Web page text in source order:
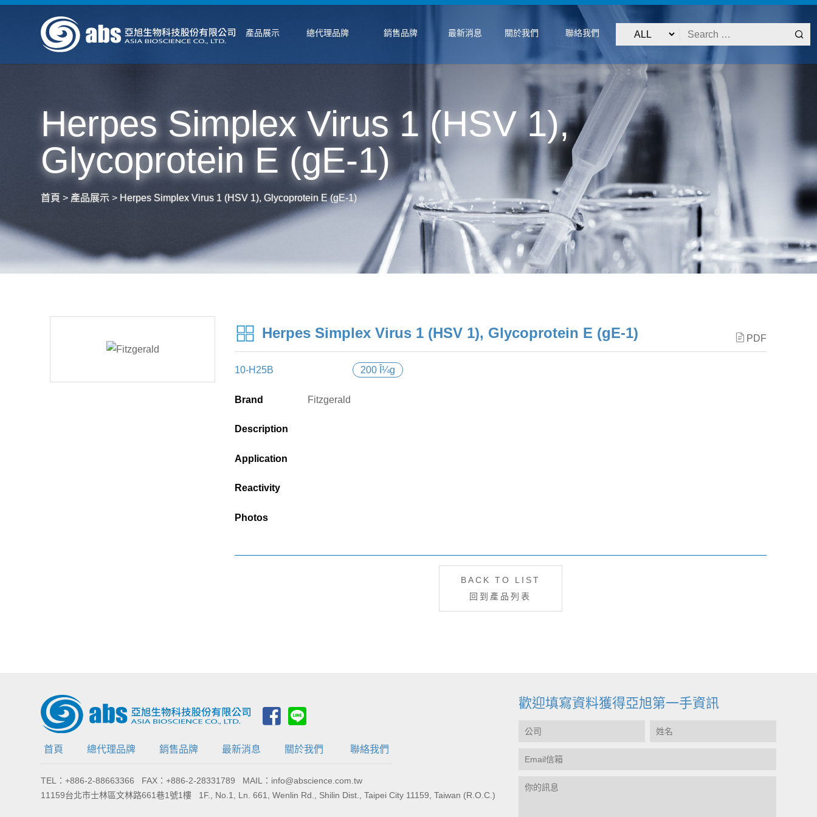
產品展示 總代理品牌 銷售品牌 最新消息 關於我們 聯絡我們
Herpes Simplex Virus 1 (HSV 1),
Glycoprotein E (gE-1)
首頁 > 產品展示 > Herpes Simplex Virus 1 (HSV 1), Glycoprotein E (gE-1)
Herpes Simplex Virus 1 (HSV 1), Glycoprotein E (gE-1) PDF
10-H25B 200 Î¼g
Brand Fitzgerald
Description
Application
Reactivity
Photos
BACK TO LIST
回到產品列表
首頁 總代理品牌 銷售品牌 最新消息 關於我們 聯絡我們
TEL：+886-2-88663366 FAX：+886-2-28331789 MAIL：info@abscience.com.tw
11159台北市士林區文林路661巷1號1樓 1F., No.1, Ln. 661, Wenlin Rd., Shilin Dist., Taipei City 11159, Taiwan (R.O.C.)
歡迎填寫資料獲得亞旭第一手資訊